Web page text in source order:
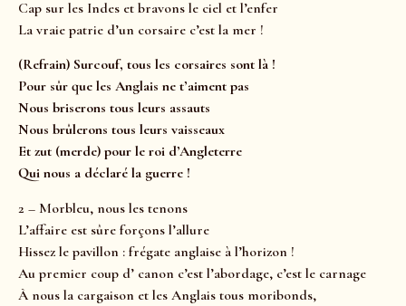
Cap sur les Indes et bravons le ciel et l’enfer
La vraie patrie d’un corsaire c’est la mer !
(Refrain) Surcouf, tous les corsaires sont là !
Pour sûr que les Anglais ne t’aiment pas
Nous briserons tous leurs assauts
Nous brûlerons tous leurs vaisseaux
Et zut (merde) pour le roi d’Angleterre
Qui nous a déclaré la guerre !
2 – Morbleu, nous les tenons
L’affaire est sûre forçons l’allure
Hissez le pavillon : frégate anglaise à l’horizon !
Au premier coup d’ canon c’est l’abordage, c’est le carnage
À nous la cargaison et les Anglais tous moribonds,